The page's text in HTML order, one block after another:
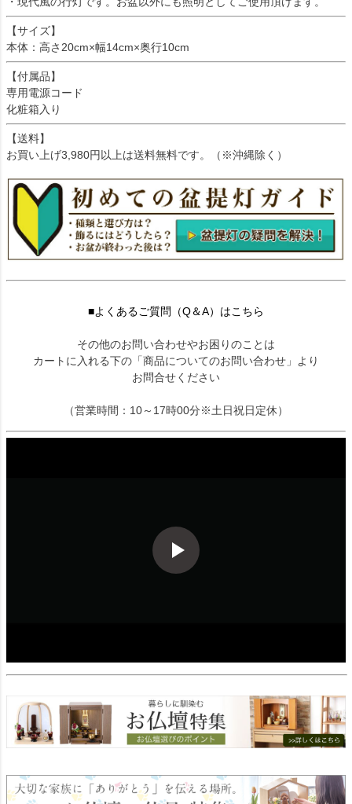
【サイズ】
本体：高さ20cm×幅14cm×奥行10cm
【付属品】
専用電源コード
化粧箱入り
【送料】
お買い上げ3,980円以上は送料無料です。（※沖縄除く）
■よくあるご質問（Q＆A）はこちら
その他のお問い合わせやお困りのことは
カートに入れる下の「商品についてのお問い合わせ」より
お問合せください
（営業時間：10～17時00分※土日祝日定休）